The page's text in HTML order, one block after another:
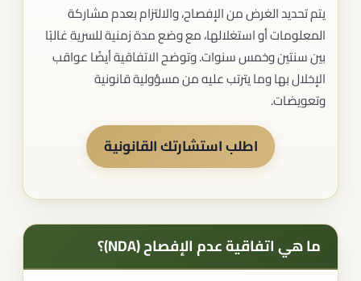
يتم تحديد الغرض من الإفصاح، والالتزام بعدم مشاركة
المعلومات أو استغلالها، مع وضع مدة زمنية للسرية غالبًا
بين سنتين وخمس سنوات. وتوضح الاتفاقية أيضًا عواقب
الإخلال بها وما يترتب عليه من مسؤولية قانونية
وتعويضات.
اطلب استشارتك القانونية
ما هي اتفاقية عدم الإفصاح (NDA)؟